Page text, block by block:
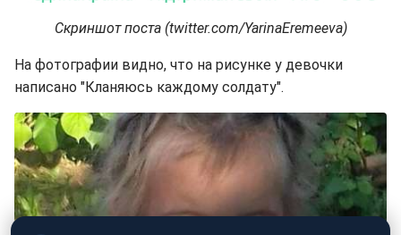
Скриншот поста (twitter.com/YarinaEremeeva)
На фотографии видно, что на рисунке у девочки
написано "Кланяюсь каждому солдату".